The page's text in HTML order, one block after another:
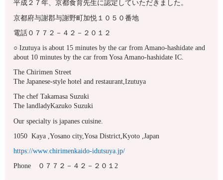
平成２７年、京都食育先生に認定していただきました。
京都府与謝郡与謝野町加悦１０５０番地
電話０７７２－４２－２０１２
○ Izutuya is about 15 minutes by the car from Amano-hashidate and
about 10 minutes by the car from Yosa Amano-hashidate IC.
The Chirimen Street
The Japanese-style hotel and restaurant,Izutuya
The chef Takamasa Suzuki
The landladyKazuko Suzuki
Our specialty is japanes cuisine.
1050 Kaya ,Yosano city,Yosa District,Kyoto ,Japan
https://www.chirimenkaido-idutsuya.jp/
Phone ０７７２－４２－２０１2